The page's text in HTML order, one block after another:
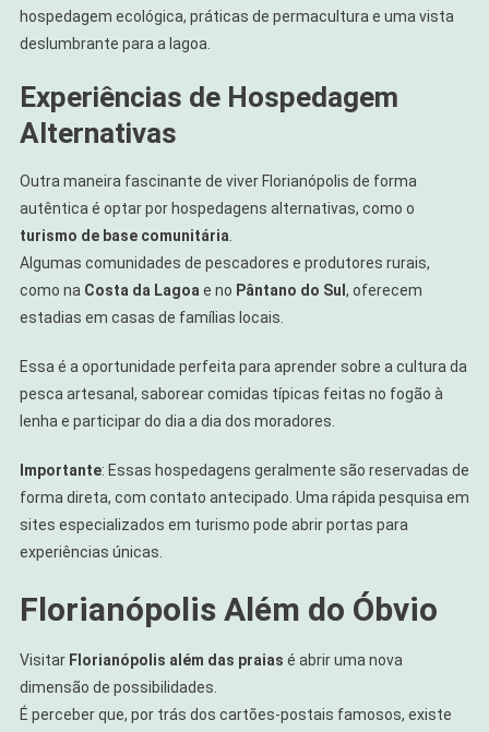
hospedagem ecológica, práticas de permacultura e uma vista
deslumbrante para a lagoa.
Experiências de Hospedagem
Alternativas
Outra maneira fascinante de viver Florianópolis de forma
autêntica é optar por hospedagens alternativas, como o
turismo de base comunitária.
Algumas comunidades de pescadores e produtores rurais,
como na Costa da Lagoae no Pântano do Sul , oferecem
estadias em casas de famílias locais.
Essa é a oportunidade perfeita para aprender sobre a cultura da
pesca artesanal, saborear comidas típicas feitas no fogão à
lenha e participar do dia a dia dos moradores.
Importante: Essas hospedagens geralmente são reservadas de
forma direta, com contato antecipado. Uma rápida pesquisa em
sites especializados em turismo pode abrir portas para
experiências únicas.
Florianópolis Além do Óbvio
Visitar Florianópolis além das praias é abrir uma nova
dimensão de possibilidades.
É perceber que, por trás dos cartões-postais famosos, existe